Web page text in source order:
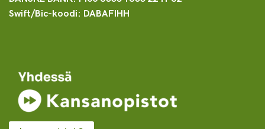
Swift/Bic-koodi: DABAFIHH